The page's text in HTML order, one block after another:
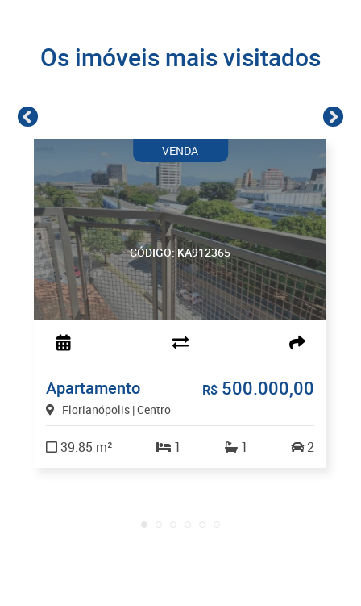
Os imóveis mais visitados
CÓDIGO: KA912365
VENDA
Apartamento
Florianópolis | Centro
R$ 500.000,00
39.85 m² 1 1 2